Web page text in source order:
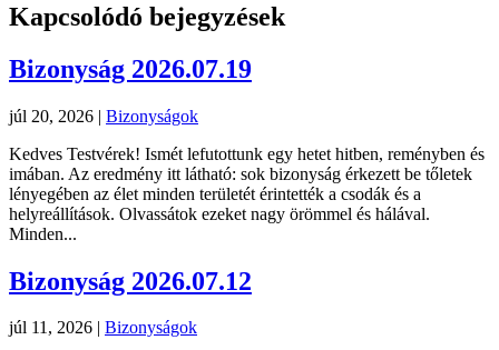
Kapcsolódó bejegyzések
Bizonyság 2026.07.19
júl 20, 2026 | Bizonyságok
Kedves Testvérek! Ismét lefutottunk egy hetet hitben, reményben és
imában. Az eredmény itt látható: sok bizonyság érkezett be tőletek
lényegében az élet minden területét érintették a csodák és a
helyreállítások. Olvassátok ezeket nagy örömmel és hálával.
Minden...
Bizonyság 2026.07.12
júl 11, 2026 | Bizonyságok